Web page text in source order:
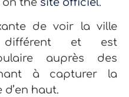
de voir la ville
et est
auprès des
à capturer la
haut.